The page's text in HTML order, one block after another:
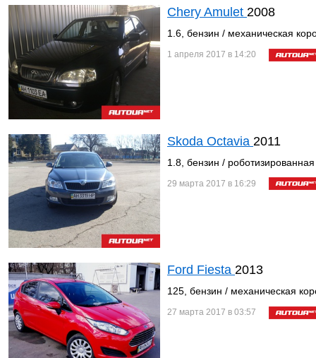
Chery Amulet 2008
1.6, бензин / механическая
1 апреля 2017 в 14:20
Skoda Octavia 2011
1.8, бензин /
29 марта 2017 в 16:29
Ford Fiesta 2013
125, бензин / механическая
27 марта 2017 в 03:57